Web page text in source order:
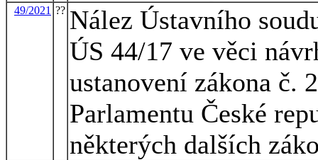
49/2021 ?? Nález Ústavního
ÚS 44/17 ve věci
ustanovení zákona č.
Parlamentu České
některých dalších